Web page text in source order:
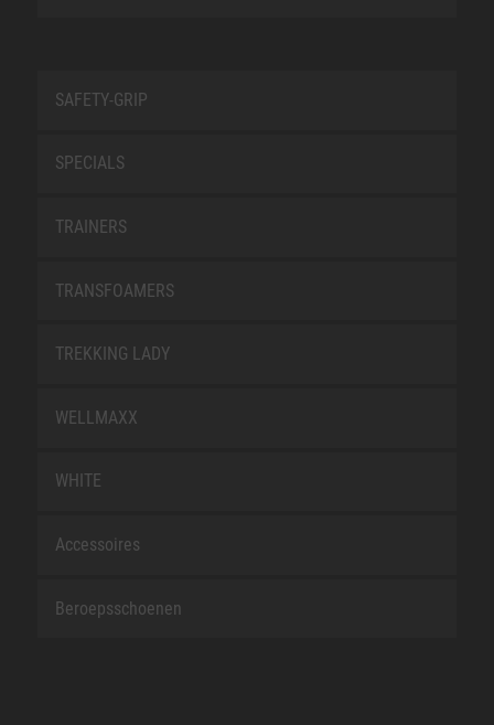
SAFETY-GRIP
SPECIALS
TRAINERS
TRANSFOAMERS
TREKKING LADY
WELLMAXX
WHITE
Accessoires
Beroepsschoenen